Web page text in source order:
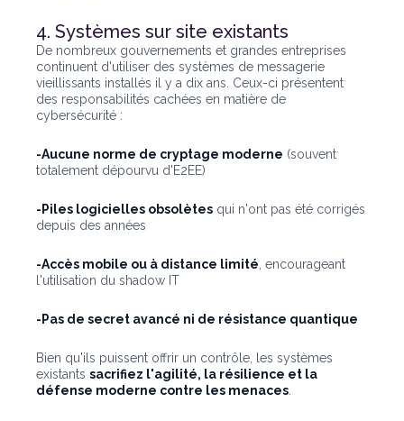
4. Systèmes sur site existants
De nombreux gouvernements et grandes entreprises
continuent d'utiliser des systèmes de messagerie
vieillissants installés il y a dix ans. Ceux-ci présentent
des responsabilités cachées en matière de
cybersécurité :
-Aucune norme de cryptage moderne (souvent
totalement dépourvu d'E2EE)
-Piles logicielles obsolètes qui n'ont pas été corrigés
depuis des années
-Accès mobile ou à distance limité , encourageant
l'utilisation du shadow IT
-Pas de secret avancé ni de résistance quantique
Bien qu'ils puissent offrir un contrôle, les systèmes
existants sacrifiez l'agilité, la résilience et la
défense moderne contre les menaces